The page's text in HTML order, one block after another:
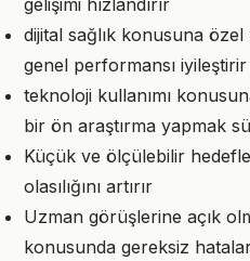
gelişimi hızlandırır
dijital sağlık konusuna
genel performansı iyileştirir
teknoloji kullanımı
bir ön araştırma yapmak
Küçük ve ölçülebilir
olasılığını artırır
Uzman görüşlerine açık
konusunda gereksiz